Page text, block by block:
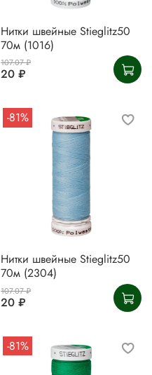
Нитки швейные Stieglitz50
70м (1016)
107.07 ₽
20 ₽
-81%
Нитки швейные Stieglitz50
70м (2304)
107.07 ₽
20 ₽
-81%